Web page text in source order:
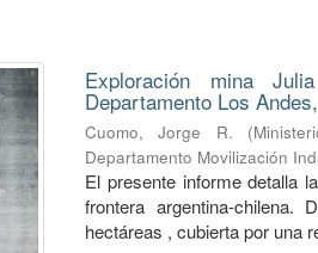
Exploración mina
Departamento Los
Cuomo, Jorge R. (
Departamento Movilización
El presente informe detalla
frontera argentina-
hectáreas , cubierta por una